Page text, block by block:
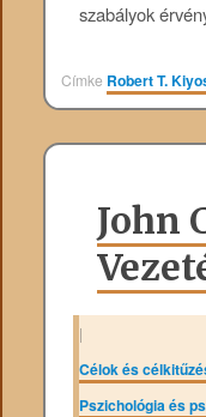
szabályok
Címke Robert T.
John
|
Célok és
Pszichológia és